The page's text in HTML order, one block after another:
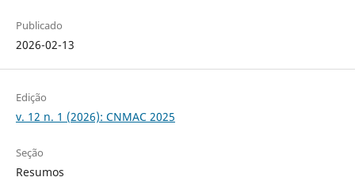
Publicado
2026-02-13
Edição
v. 12 n. 1 (2026): CNMAC 2025
Seção
Resumos